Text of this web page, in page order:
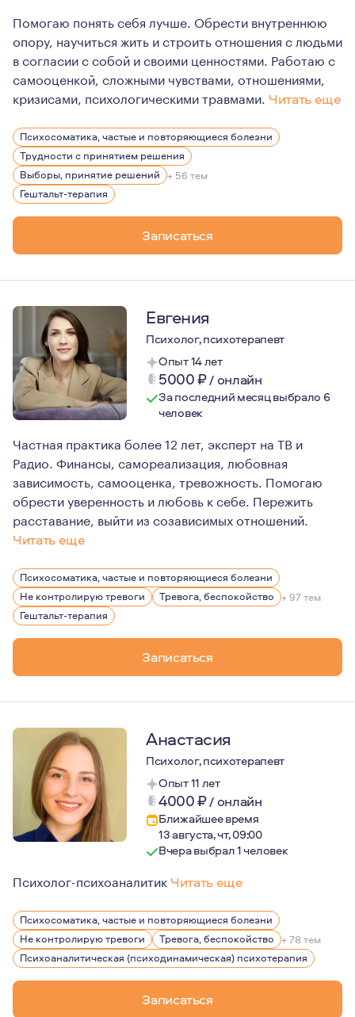
Помогаю понять себя лучше. Обрести внутреннюю
опору, научиться жить и строить отношения с людьми
в согласии с собой и своими ценностями. Работаю с
самооценкой, сложными чувствами, отношениями,
кризисами, психологическими травмами. Читать еще
Я верю, что каждый человек обладает силой
И во многом это зависит от желания и мотивации
Психотерапия это не тренинг, не коучинг. Это путь,
Гештальт-терапия позволяет познать себя, принять
Я с удовольствием помогу вам в этом путешествии к
Психосоматика, частые и повторяющиеся болезни
Трудности с принятием решения
Выборы, принятие решений + 56 тем
Гештальт-терапия
Записаться
Евгения
Психолог, психотерапевт
Опыт 14 лет
5000₽/ онлайн
За последний месяц выбрало 6
человек
Частная практика более 12 лет, эксперт на ТВ и
Радио. Финансы, самореализация, любовная
зависимость, самооценка, тревожность. Помогаю
обрести уверенность и любовь к себе. Пережить
расставание, выйти из созависимых отношений.
Читать еще
У меня два высших образования по психологии и
Я убеждена, что не достаточно просто любить свою
Более 16 лет я изучаю психологию, выступаю на
Все это даёт мне возможность быть полезной для
Я считаю, что удовлетворённость своей жизнью во
Психосоматика, частые и повторяющиеся болезни
Не контролирую тревоги
Тревога, беспокойство + 97 тем
Гештальт-терапия
Записаться
Анастасия
Психолог, психотерапевт
Опыт 11 лет
4000₽/ онлайн
Ближайшее время
13 августа, чт, 09:00
Вчера выбрал 1 человек
Психолог-психоаналитик Читать еще
Меня зовут Анастасия, я психотерапевт-психоаналитик.
Я помогаю людям разрешать свои внутренние
Чтобы работать с людьми как аналитический
Ко мне обращаются, когда собственные ресурсы
Психосоматика, частые и повторяющиеся болезни
Не контролирую тревоги
Тревога, беспокойство + 78 тем
Психоаналитическая (психодинамическая) психотерапия
Записаться